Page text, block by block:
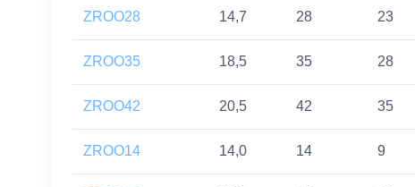
ZROO28 14,7 28 23
ZROO35 18,5 35 28
ZROO42 20,5 42 35
ZROO14 14,0 14 9